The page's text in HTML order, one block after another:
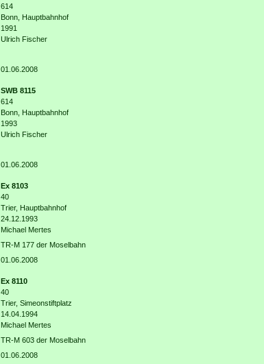
614
Bonn, Hauptbahnhof
1991
Ulrich Fischer
01.06.2008
SWB 8115
614
Bonn, Hauptbahnhof
1993
Ulrich Fischer
01.06.2008
Ex 8103
40
Trier, Hauptbahnhof
24.12.1993
Michael Mertes
TR-M 177 der Moselbahn
01.06.2008
Ex 8110
40
Trier, Simeonstiftplatz
14.04.1994
Michael Mertes
TR-M 603 der Moselbahn
01.06.2008